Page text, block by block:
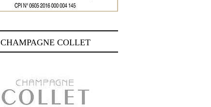
CHAMPAGNE COLLET